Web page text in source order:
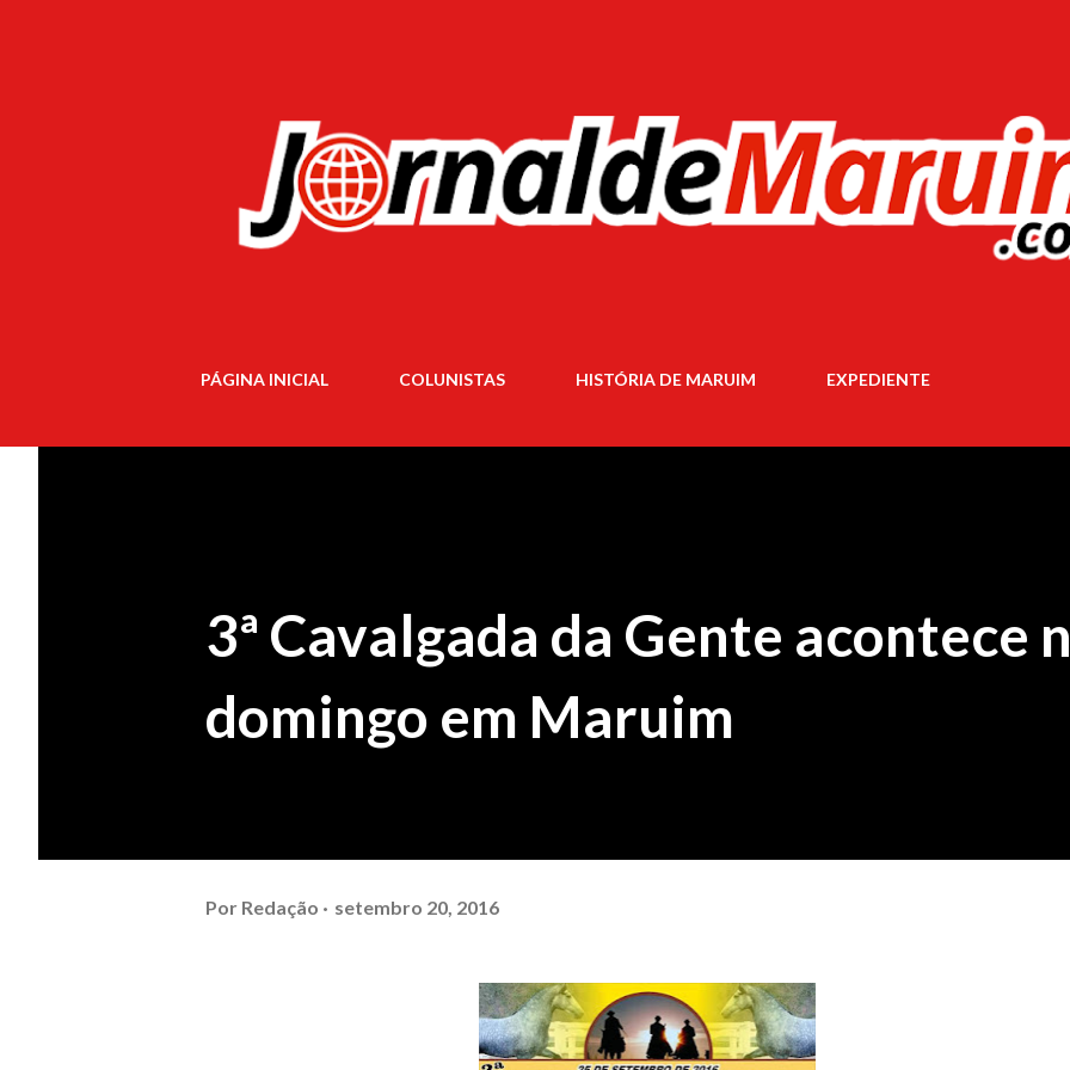
PÁGINA INICIAL COLUNISTAS HISTÓRIA DE MARUIM EXPEDIENTE
3ª Cavalgada da Gente acontece
domingo em Maruim
Por Redação setembro 20, 2016